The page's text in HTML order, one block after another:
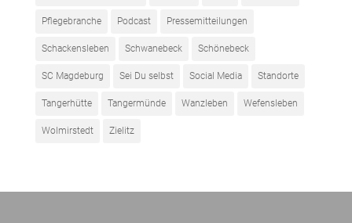
Pflegebranche Podcast Pressemitteilungen
Schackensleben Schwanebeck Schönebeck
SC Magdeburg Sei Du selbst Social Media Standorte
Tangerhütte Tangermünde Wanzleben Wefensleben
Wolmirstedt Zielitz